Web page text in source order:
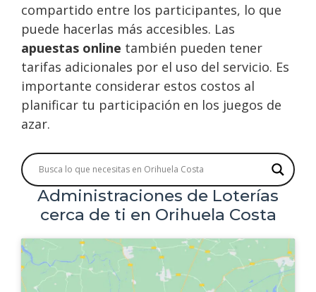
compartido entre los participantes, lo que
puede hacerlas más accesibles. Las
apuestas online también pueden tener
tarifas adicionales por el uso del servicio. Es
importante considerar estos costos al
planificar tu participación en los juegos de
azar.
Administraciones de Loterías
cerca de ti en Orihuela Costa